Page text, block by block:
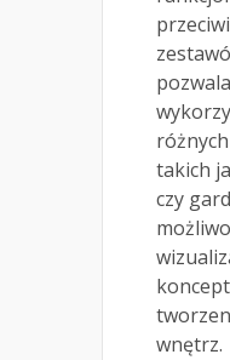
takich
czy
wnętrz.